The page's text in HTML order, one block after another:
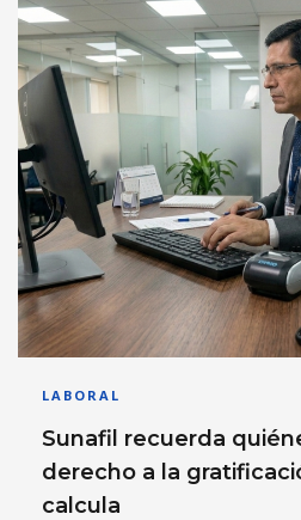
LABORAL
Sunafil recuerda
derecho a la
calcula